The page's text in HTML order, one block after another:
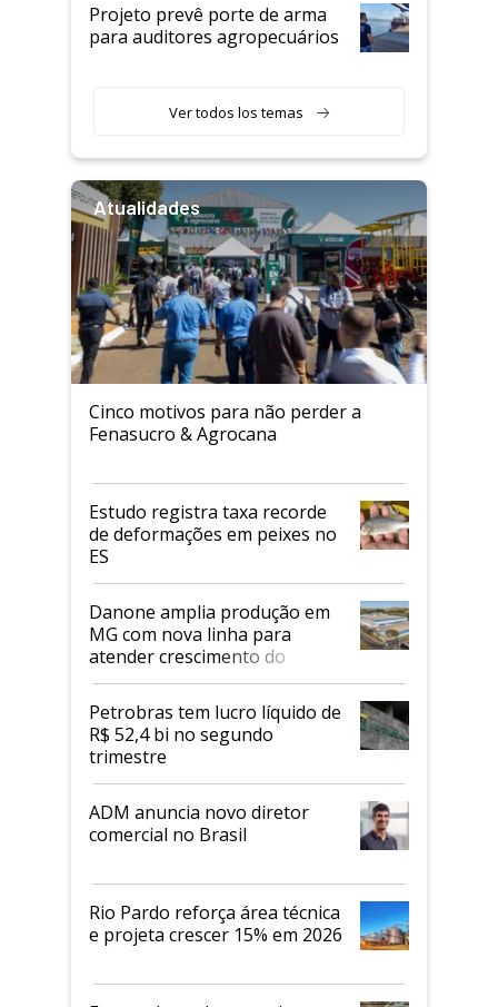
Projeto prevê porte de arma
para auditores agropecuários
Ver todos los temas
Atualidades
Cinco motivos para não perder a
Fenasucro & Agrocana
Estudo registra taxa recorde
de deformações em peixes no
ES
Danone amplia produção em
MG com nova linha para
atender crescimento do
mercado de alimentos
proteicos
Petrobras tem lucro líquido de
R$ 52,4 bi no segundo
trimestre
ADM anuncia novo diretor
comercial no Brasil
Rio Pardo reforça área técnica
e projeta crescer 15% em 2026